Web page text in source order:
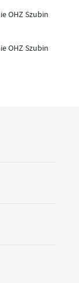
OHZ Szubin
OHZ Szubin